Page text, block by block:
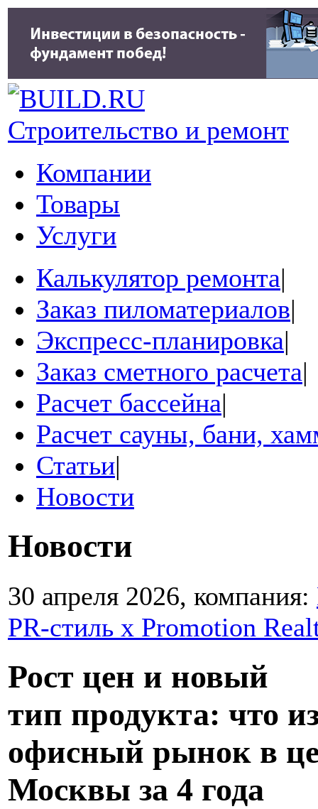
Строительство и ремонт
Компании
Товары
Услуги
Калькулятор ремонта|
Заказ пиломатериалов|
Экспресс-планировка|
Заказ сметного расчета|
Расчет бассейна|
Расчет сауны, бани,
Статьи|
Новости
Новости
30 апреля 2026, компания:
PR-стиль х Promotion
Рост цен и новый
тип продукта: что
офисный рынок в
Москвы за 4 года